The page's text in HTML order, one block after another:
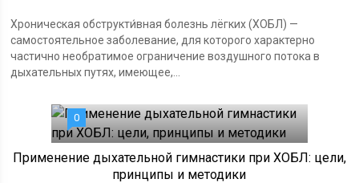
Хроническая обструкти́вная болезнь лёгких (ХОБЛ) —
самостоятельное заболевание, для которого характерно
частично необратимое ограничение воздушного потока в
дыхательных путях, имеющее,...
0
Применение дыхательной гимнастики при ХОБЛ: цели,
принципы и методики